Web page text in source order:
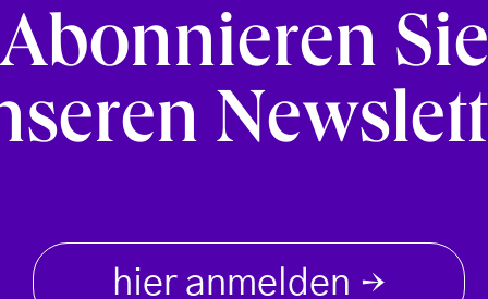
Abonnieren Sie
hier anmelden →